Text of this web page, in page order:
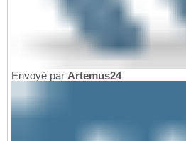
Envoyé par Artemus24